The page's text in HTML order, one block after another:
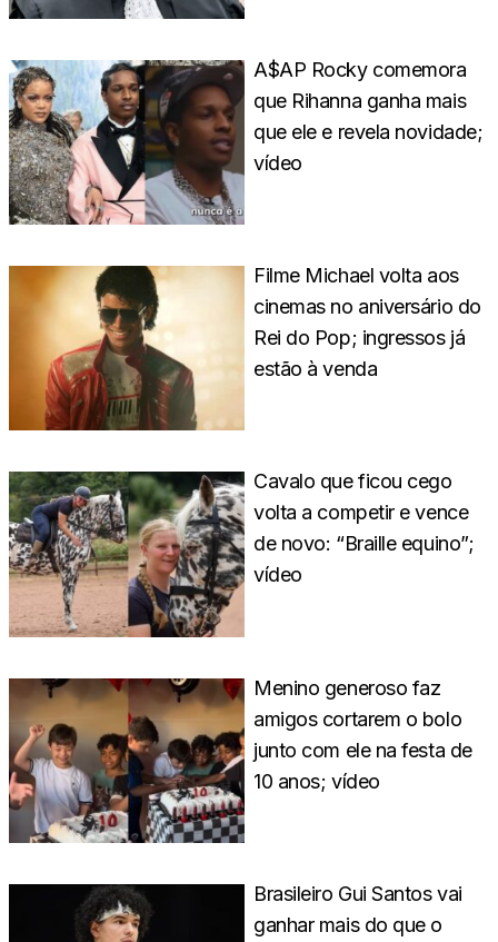
A$AP Rocky comemora
que Rihanna ganha mais
que ele e revela novidade;
vídeo
Filme Michael volta aos
cinemas no aniversário do
Rei do Pop; ingressos já
estão à venda
Cavalo que ficou cego
volta a competir e vence
de novo: “Braille equino”;
vídeo
Menino generoso faz
amigos cortarem o bolo
junto com ele na festa de
10 anos; vídeo
Brasileiro Gui Santos vai
ganhar mais do que o